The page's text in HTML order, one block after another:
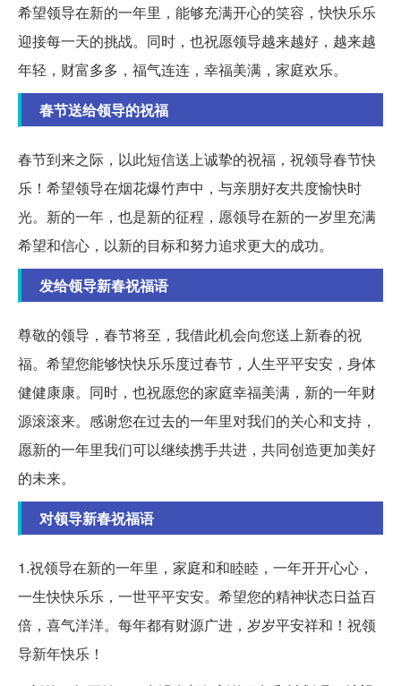
希望领导在新的一年里，能够充满开心的笑容，快快乐乐
迎接每一天的挑战。同时，也祝愿领导越来越好，越来越
年轻，财富多多，福气连连，幸福美满，家庭欢乐。
春节送给领导的祝福
春节到来之际，以此短信送上诚挚的祝福，祝领导春节快
乐！希望领导在烟花爆竹声中，与亲朋好友共度愉快时
光。新的一年，也是新的征程，愿领导在新的一岁里充满
希望和信心，以新的目标和努力追求更大的成功。
发给领导新春祝福语
尊敬的领导，春节将至，我借此机会向您送上新春的祝
福。希望您能够快快乐乐度过春节，人生平平安安，身体
健健康康。同时，也祝愿您的家庭幸福美满，新的一年财
源滚滚来。感谢您在过去的一年里对我们的关心和支持，
愿新的一年里我们可以继续携手共进，共同创造更加美好
的未来。
对领导新春祝福语
1.祝领导在新的一年里，家庭和和睦睦，一年开开心心，
一生快快乐乐，一世平平安安。希望您的精神状态日益百
倍，喜气洋洋。每年都有财源广进，岁岁平安祥和！祝领
导新年快乐！